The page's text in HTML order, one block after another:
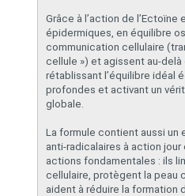
Grâce à l’action de
épidermiques, en équilibre
communication cellulaire
cellule ») et agissent au-delà
rétablissant l’équilibre idéal
profondes et activant un
globale.
La formule contient aussi
anti-radicalaires à action
actions fondamentales : ils
cellulaire, protègent la peau
aident à réduire la formation